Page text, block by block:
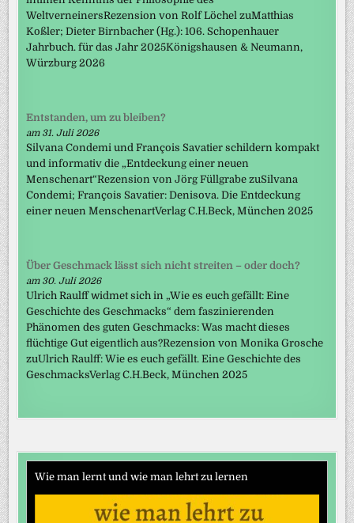
WeltverneinersRezension von Rolf Löchel zuMatthias
Koßler; Dieter Birnbacher (Hg.): 106. Schopenhauer
Jahrbuch. für das Jahr 2025Königshausen & Neumann,
Würzburg 2026
Entstanden, um zu bleiben?
am 31. Juli 2026
Silvana Condemi und François Savatier schildern kompakt
und informativ die „Entdeckung einer neuen
Menschenart“Rezension von Jörg Füllgrabe zuSilvana
Condemi; François Savatier: Denisova. Die Entdeckung
einer neuen MenschenartVerlag C.H.Beck, München 2025
Über Geschmack lässt sich nicht streiten – oder doch?
am 30. Juli 2026
Ulrich Raulff widmet sich in „Wie es euch gefällt: Eine
Geschichte des Geschmacks“ dem faszinierenden
Phänomen des guten Geschmacks: Was macht dieses
flüchtige Gut eigentlich aus?Rezension von Monika Grosche
zuUlrich Raulff: Wie es euch gefällt. Eine Geschichte des
GeschmacksVerlag C.H.Beck, München 2025
Wie man lernt und wie man lehrt zu lernen